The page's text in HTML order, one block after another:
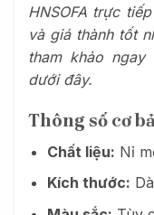
HNSOFA trực
và giá thành tốt
tham khảo
dưới đây.
Thông số cơ
Chất liệu: Nỉ
Kích thước: